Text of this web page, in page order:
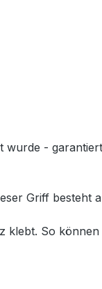
wurde -
Griff besteht
klebt. So